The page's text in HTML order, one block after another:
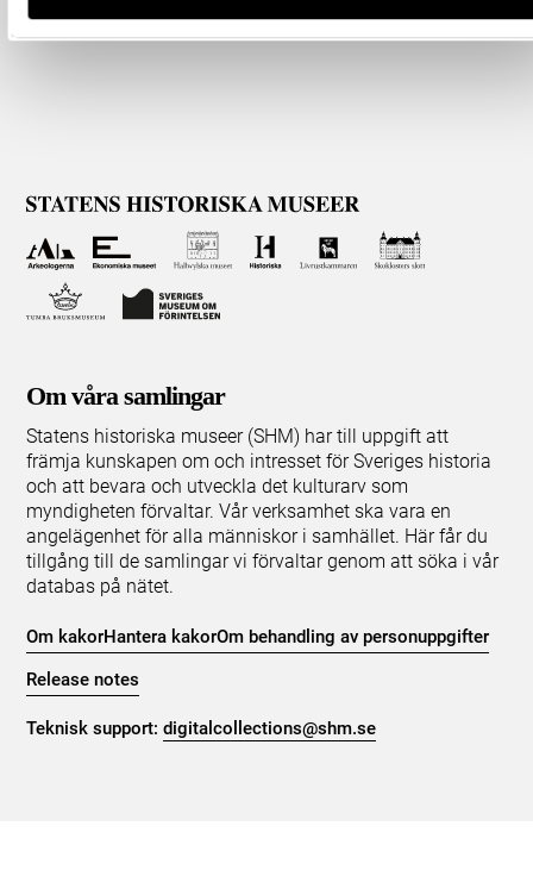
Om våra samlingar
Statens historiska museer (SHM) har till uppgift att
främja kunskapen om och intresset för Sveriges historia
och att bevara och utveckla det kulturarv som
myndigheten förvaltar. Vår verksamhet ska vara en
angelägenhet för alla människor i samhället. Här får du
tillgång till de samlingar vi förvaltar genom att söka i vår
databas på nätet.
Om kakorHantera kakorOm behandling av personuppgifter
Release notes
Teknisk support:digitalcollections@shm.se